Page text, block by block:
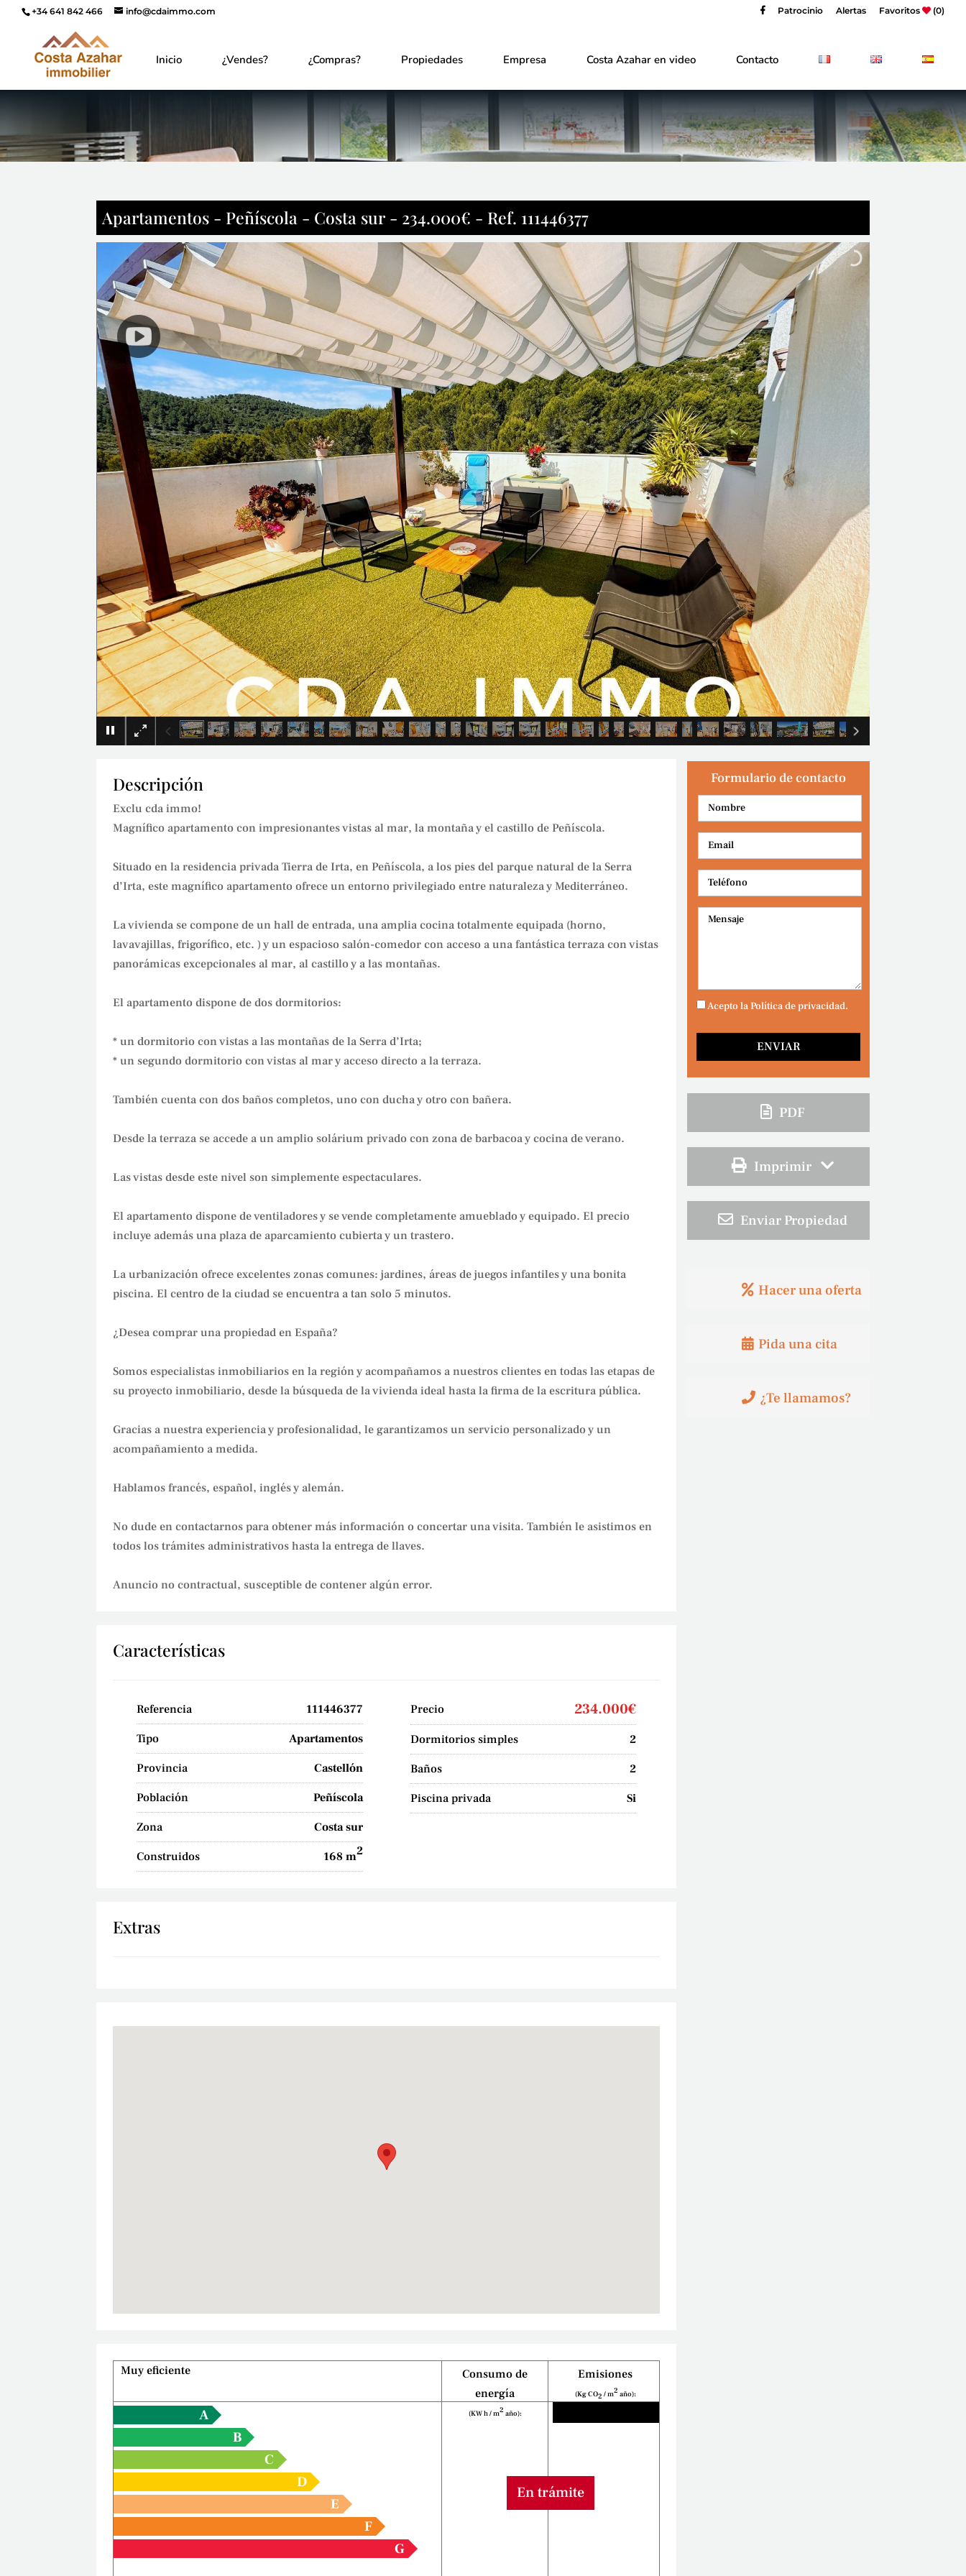
+34 641 842 466 info@cdaimmo.com Patrocinio Alertas Favoritos (0)
Inicio ¿Vendes? ¿Compras? Propiedades Empresa Costa Azahar en video Contacto
Apartamentos - Peñíscola - Costa sur - 234.000€ - Ref. 111446377
Descripción
Exclu cda immo!
Magnífico apartamento con impresionantes vistas al mar, la montaña y el castillo de Peñíscola.
Situado en la residencia privada Tierra de Irta, en Peñíscola, a los pies del parque natural de la Serra
d’Irta, este magnífico apartamento ofrece un entorno privilegiado entre naturaleza y Mediterráneo.
La vivienda se compone de un hall de entrada, una amplia cocina totalmente equipada (horno,
lavavajillas, frigorífico, etc. ) y un espacioso salón-comedor con acceso a una fantástica terraza con vistas
panorámicas excepcionales al mar, al castillo y a las montañas.
El apartamento dispone de dos dormitorios:
* un dormitorio con vistas a las montañas de la Serra d’Irta;
* un segundo dormitorio con vistas al mar y acceso directo a la terraza.
También cuenta con dos baños completos, uno con ducha y otro con bañera.
Desde la terraza se accede a un amplio solárium privado con zona de barbacoa y cocina de verano.
Las vistas desde este nivel son simplemente espectaculares.
El apartamento dispone de ventiladores y se vende completamente amueblado y equipado. El precio
incluye además una plaza de aparcamiento cubierta y un trastero.
La urbanización ofrece excelentes zonas comunes: jardines, áreas de juegos infantiles y una bonita
piscina. El centro de la ciudad se encuentra a tan solo 5 minutos.
¿Desea comprar una propiedad en España?
Somos especialistas inmobiliarios en la región y acompañamos a nuestros clientes en todas las etapas de
su proyecto inmobiliario, desde la búsqueda de la vivienda ideal hasta la firma de la escritura pública.
Gracias a nuestra experiencia y profesionalidad, le garantizamos un servicio personalizado y un
acompañamiento a medida.
Hablamos francés, español, inglés y alemán.
No dude en contactarnos para obtener más información o concertar una visita. También le asistimos en
todos los trámites administrativos hasta la entrega de llaves.
Anuncio no contractual, susceptible de contener algún error.
Características
Referencia 111446377
Tipo Apartamentos
Provincia Castellón
Población Peñíscola
Zona Costa sur
Construidos 168 m2
Precio 234.000€
Dormitorios simples 2
Baños 2
Piscina privada Si
Extras
Muy eficiente
Consumo de
energía
(KW h / m2 año):
Emisiones
(Kg CO2 / m2 año):
A
B
C
D
E
F
G
En trámite
Formulario de contacto
Acepto la Política de privacidad.
PDF
Imprimir
Enviar Propiedad
Hacer una oferta
Pida una cita
¿Te llamamos?